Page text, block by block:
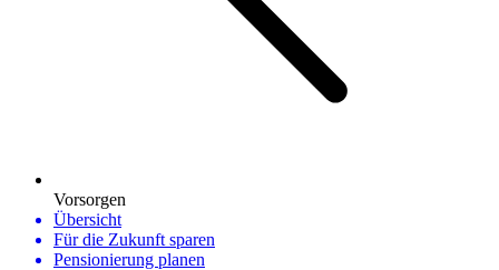
Vorsorgen
Übersicht
Für die Zukunft sparen
Pensionierung planen